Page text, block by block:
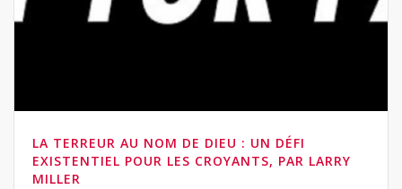
LA TERREUR AU NOM DE DIEU : UN DÉFI
EXISTENTIEL POUR LES CROYANTS, PAR LARRY
MILLER